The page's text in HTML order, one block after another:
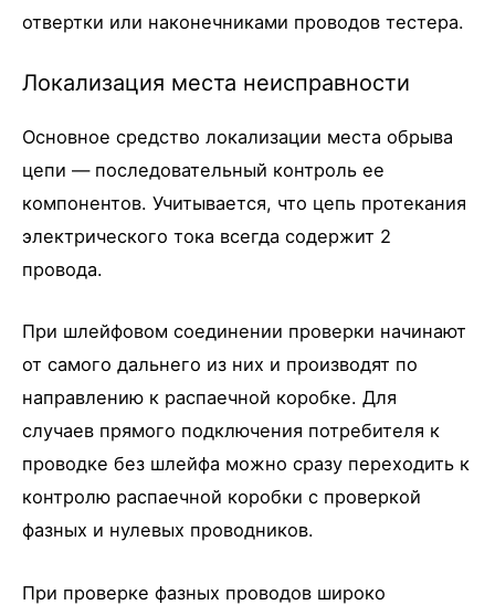
отвертки или наконечниками проводов тестера.
Локализация места неисправности
Основное средство локализации места обрыва
цепи — последовательный контроль ее
компонентов. Учитывается, что цепь протекания
электрического тока всегда содержит 2
провода.
При шлейфовом соединении проверки начинают
от самого дальнего из них и производят по
направлению к распаечной коробке. Для
случаев прямого подключения потребителя к
проводке без шлейфа можно сразу переходить к
контролю распаечной коробки с проверкой
фазных и нулевых проводников.
При проверке фазных проводов широко